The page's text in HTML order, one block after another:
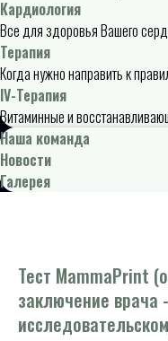
Кардиология
Все для здоровья Вашего
Терапия
Когда нужно направить к
IV-Терапия
Витаминные и
Наша команда
Новости
Галерея
Тест MammaPrint
заключение врача